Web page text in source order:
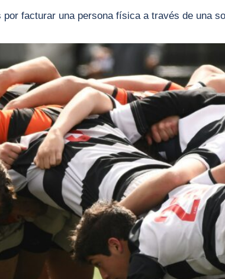
facturar una persona física a través de una